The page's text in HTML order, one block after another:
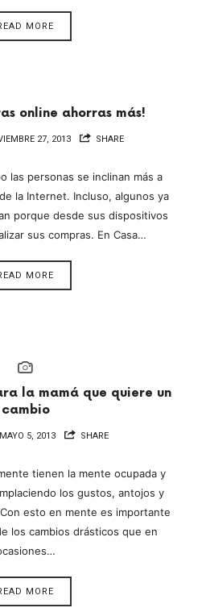
MORE
online ahorras más!
27, 2013 SHARE
las personas se inclinan más a
la Internet. Incluso, algunos ya
porque desde sus dispositivos
sus compras. En Casa…
MORE
la mamá que quiere un
cambio
MAYO 5, 2013 SHARE
tienen la mente ocupada y
los gustos, antojos y
esto en mente es importante
los cambios drásticos que en
MORE